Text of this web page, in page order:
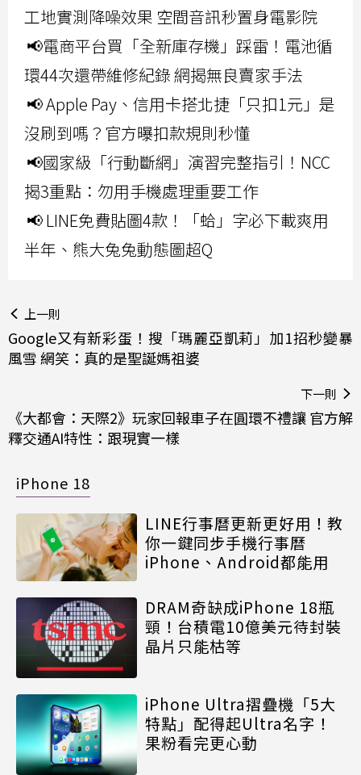
工地實測降噪效果 空間音訊秒置身電影院
📢電商平台買「全新庫存機」踩雷！電池循
環44次還帶維修紀錄 網揭無良賣家手法
📢 Apple Pay、信用卡搭北捷「只扣1元」是
沒刷到嗎？官方曝扣款規則秒懂
📢國家級「行動斷網」演習完整指引！NCC
揭3重點：勿用手機處理重要工作
📢 LINE免費貼圖4款！「蛤」字必下載爽用
半年、熊大兔兔動態圖超Q
上一則
Google又有新彩蛋！搜「瑪麗亞凱莉」加1招秒變暴
風雪 網笑：真的是聖誕媽祖婆
下一則
《大都會：天際2》玩家回報車子在圓環不禮讓 官方解
釋交通AI特性：跟現實一樣
iPhone 18
LINE行事曆更新更好用！教
你一鍵同步手機行事曆
iPhone、Android都能用
DRAM奇缺成iPhone 18瓶
頸！台積電10億美元待封裝
晶片只能枯等
iPhone Ultra摺疊機「5大
特點」配得起Ultra名字！
果粉看完更心動